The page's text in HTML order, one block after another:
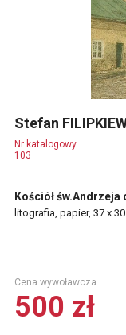
Stefan
Nr katalogowy
103
Kościół
litografia, papier, 37 x
Cena wywoławcza.
500 zł